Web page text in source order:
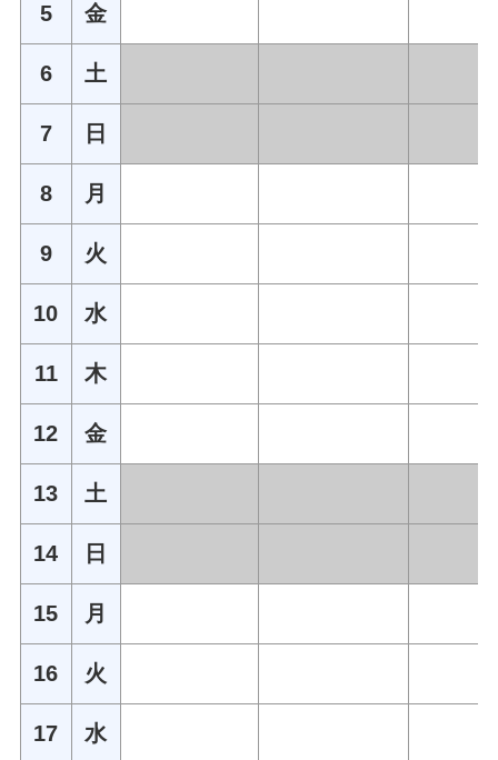
5 金
6 土
7 日
8 月
9 火
10 水
11 木
12 金
13 土
14 日
15 月
16 火
17 水